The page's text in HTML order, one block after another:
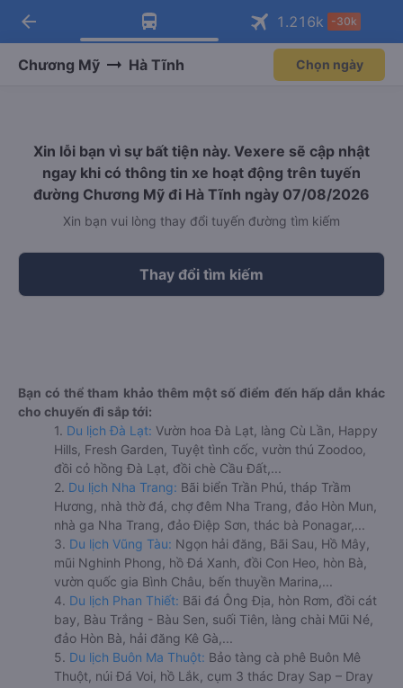
Tải app Vexere ngay!
Nhận ưu đãi thành viên độc
Mở app
Tải app Vexere
-30k/ghế khi đặt vé máy bay qua
Mở app
arrow_back 1.216k -30k
Chương Mỹ Hà Tĩnh Chọn ngày
Xin lỗi bạn vì sự bất tiện này. Vexere sẽ cập nhật
ngay khi có thông tin xe hoạt động trên tuyến
đường Chương Mỹ đi Hà Tĩnh ngày 07/08/2026
Xin bạn vui lòng thay đổi tuyến đường tìm kiếm
Thay đổi tìm kiếm
Bạn có thể tham khảo thêm một số điểm đến hấp dẫn khác
cho chuyến đi sắp tới:
1. Du lịch Đà Lạt: Vườn hoa Đà Lạt, làng Cù Lần, Happy
Hills, Fresh Garden, Tuyệt tình cốc, vườn thú Zoodoo,
đồi cỏ hồng Đà Lạt, đồi chè Cầu Đất,...
2. Du lịch Nha Trang: Bãi biển Trần Phú, tháp Trầm
Hương, nhà thờ đá, chợ đêm Nha Trang, đảo Hòn Mun,
nhà ga Nha Trang, đảo Điệp Sơn, thác bà Ponagar,...
3. Du lịch Vũng Tàu: Ngọn hải đăng, Bãi Sau, Hồ Mây,
mũi Nghinh Phong, hồ Đá Xanh, đồi Con Heo, hòn Bà,
vườn quốc gia Bình Châu, bến thuyền Marina,...
4. Du lịch Phan Thiết: Bãi đá Ông Địa, hòn Rơm, đồi cát
bay, Bàu Trắng - Bàu Sen, suối Tiên, làng chài Mũi Né,
đảo Hòn Bà, hải đăng Kê Gà,...
5. Du lịch Buôn Ma Thuột: Bảo tàng cà phê Buôn Mê
Thuột, núi Đá Voi, hồ Lắk, cụm 3 thác Dray Sap – Dray